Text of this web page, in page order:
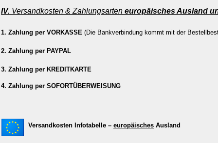
IV. Versandkosten & Zahlungsarten europäisches Ausland
1. Zahlung per VORKASSE (Die Bankverbindung kommt mit der
2. Zahlung per PAYPAL
3. Zahlung per KREDITKARTE
4. Zahlung per SOFORTÜBERWEISUNG
Versandkosten Infotabelle – europäisches Ausland